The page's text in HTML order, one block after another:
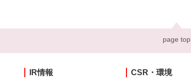
page top
IR情報 CSR・環境